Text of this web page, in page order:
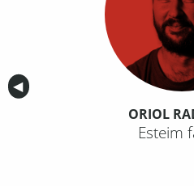
Anterior
◀︎
ORIOL
Esteim